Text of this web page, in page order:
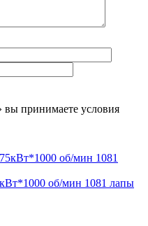
принимаете условия
об/мин 1081 лапы